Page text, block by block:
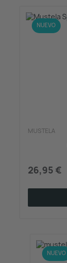
MUSTELA
26,95 €
NUEVO
NUEVO